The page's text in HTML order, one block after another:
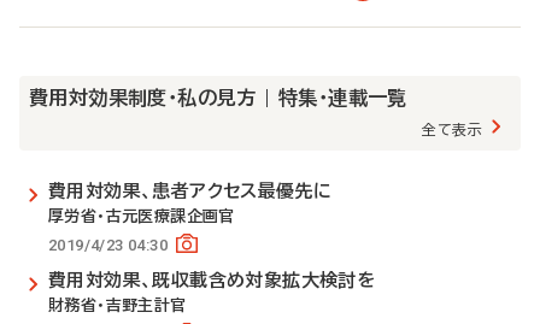
費用対効果制度・私の見方 | 特集・連載一覧
全て表示
費用対効果、患者アクセス最優先に
厚労省・古元医療課企画官
2019/4/23 04:30
費用対効果、既収載含め対象拡大検討を
財務省・吉野主計官